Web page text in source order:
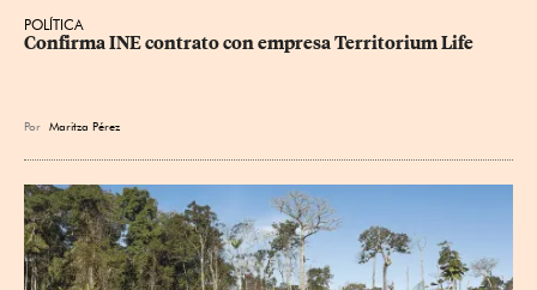
POLÍTICA
Confirma INE contrato con empresa Territorium Life
Por Maritza Pérez